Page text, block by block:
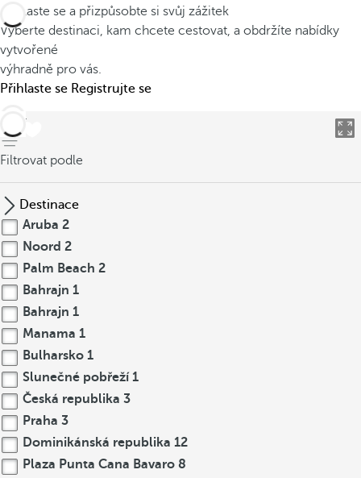
Přihlaste se a přizpůsobte si svůj zážitek
Vyberte destinaci, kam chcete cestovat, a obdržíte nabídky
vytvořené
výhradně pro vás.
Přihlaste se Registrujte se
Zpět
Filtrovat podle
Destinace
Aruba 2
Noord 2
Palm Beach 2
Bahrajn 1
Bahrajn 1
Manama 1
Bulharsko 1
Slunečné pobřeží1
Česká republika 3
Praha 3
Dominikánská republika 12
Plaza Punta Cana Bavaro 8